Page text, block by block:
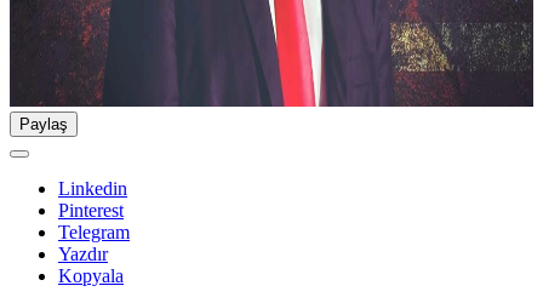
Paylaş
Linkedin
Pinterest
Telegram
Yazdır
Kopyala